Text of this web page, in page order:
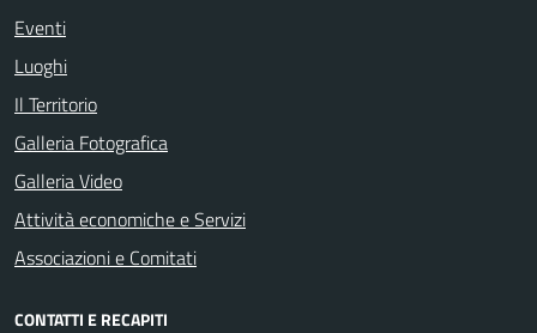
Eventi
Luoghi
Il Territorio
Galleria Fotografica
Galleria Video
Attività economiche e Servizi
Associazioni e Comitati
CONTATTI E RECAPITI